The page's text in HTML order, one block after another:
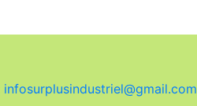
infosurplusindustriel@gmail.com